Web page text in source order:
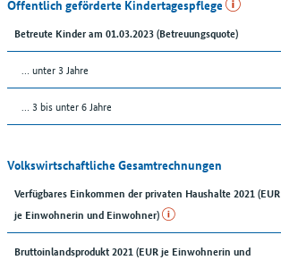
Öffentlich geförderte Kindertagespflege
Betreute Kinder am 01.03.2023 (Betreuungsquote)
… unter 3 Jahre
… 3 bis unter 6 Jahre
Volkswirtschaftliche Gesamtrechnungen
Verfügbares Einkommen der privaten Haushalte 2021 (EUR
je Einwohnerin und Einwohner)
Bruttoinlandsprodukt 2021 (EUR je Einwohnerin und